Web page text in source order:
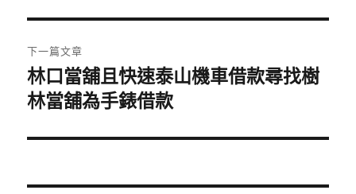
覽
文
章:
下一篇文章
下
一
文
林口當舖且快速泰山機車借款尋找樹
林當舖為手錶借款